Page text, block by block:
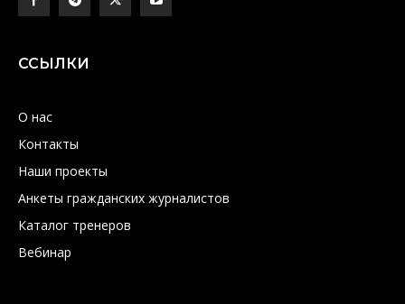
ССЫЛКИ
О нас
Контакты
Наши проекты
Анкеты гражданских журналистов
Каталог тренеров
Вебинар